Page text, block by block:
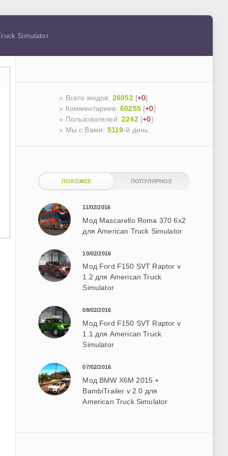
Simulator
» Всего модов: 26052[+0]
» Комментариев: 60255[+0]
» Пользователей:2242[+0]
» Мы с Вами: 5119-й день.
ПОХОЖЕЕ ПОПУЛЯРНОЕ
11/02/2016
Мод Mascarello Roma 370 6x2
для American Truck Simulator
10/02/2016
Мод Ford F150 SVT Raptor v
1.2 для American Truck
Simulator
08/02/2016
Мод Ford F150 SVT Raptor v
1.1 для American Truck
Simulator
07/02/2016
Мод BMW X6M 2015 +
BambiTrailer v 2.0 для
American Truck Simulator